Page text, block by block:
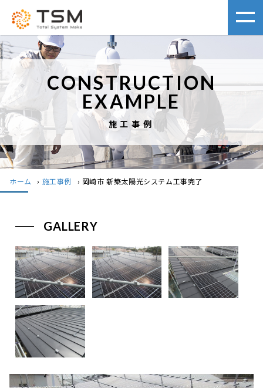
CONSTRUCTION
EXAMPLE
施工事例
ホーム › 施工事例 › 岡崎市 新築太陽光システム工事完了
GALLERY